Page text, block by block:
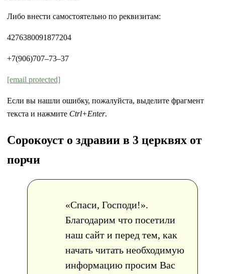
Либо внести самостоятельно по реквизитам:
4276380091877204
+7(906)707–73–37
[email protected]
Если вы нашли ошибку, пожалуйста, выделите фрагмент
текста и нажмите Ctrl+Enter.
Сорокоуст о здравии в 3 церквях от
порчи
«Спаси, Господи!».
Благодарим что посетили
наш сайт и перед тем, как
начать читать необходимую
информацию просим Вас